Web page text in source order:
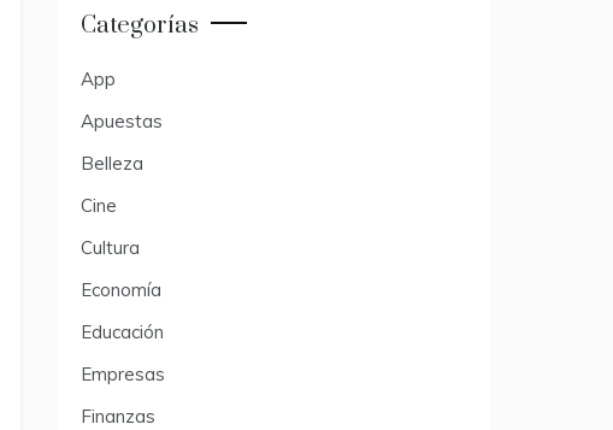
Categorías
App
Apuestas
Belleza
Cine
Cultura
Economía
Educación
Empresas
Finanzas